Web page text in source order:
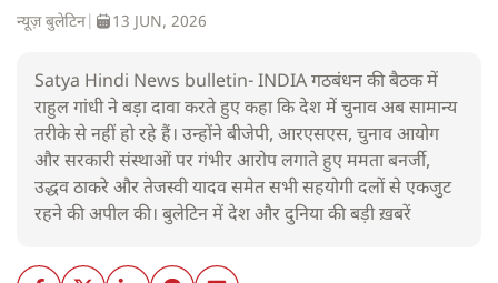
न्यूज़ बुलेटिन 13 JUN, 2026
Satya Hindi News bulletin- INDIA गठबंधन की बैठक में
राहुल गांधी ने बड़ा दावा करते हुए कहा कि देश में चुनाव अब सामान्य
तरीके से नहीं हो रहे हैं। उन्होंने बीजेपी, आरएसएस, चुनाव आयोग
और सरकारी संस्थाओं पर गंभीर आरोप लगाते हुए ममता बनर्जी,
उद्धव ठाकरे और तेजस्वी यादव समेत सभी सहयोगी दलों से एकजुट
रहने की अपील की। बुलेटिन में देश और दुनिया की बड़ी ख़बरें